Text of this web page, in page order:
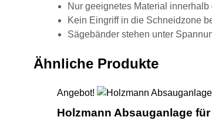
Nur geeignetes Material
Kein Eingriff in die Schneidzone
Sägebänder stehen unter
Ähnliche Produkte
Angebot!
Holzmann Absauganlage